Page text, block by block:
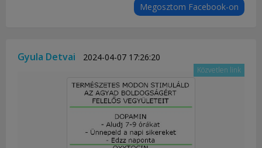
Megosztom Facebook-on
Gyula Detvai 2024-04-07 17:26:20
Közvetlen link